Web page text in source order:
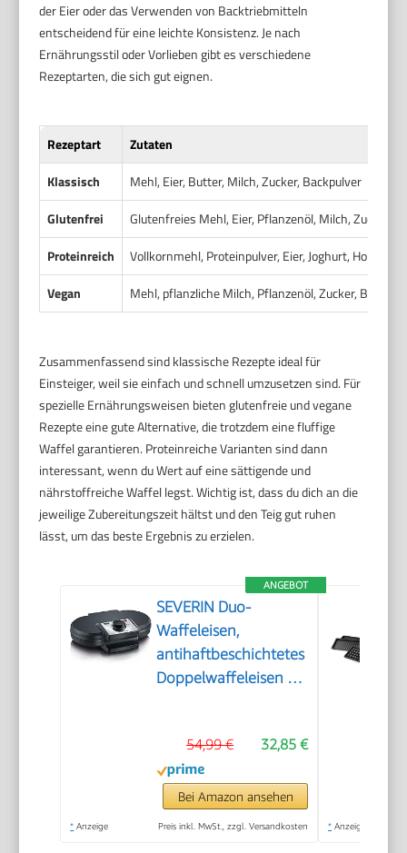
der Eier oder das Verwenden von Backtriebmitteln
entscheidend für eine leichte Konsistenz. Je nach
Ernährungsstil oder Vorlieben gibt es verschiedene
Rezeptarten, die sich gut eignen.
Rezeptart
Zutaten
Klassisch
Mehl, Eier, Butter, Milch, Zucker, Backpulver
Glutenfrei
Glutenfreies Mehl, Eier, Pflanzenöl, Milch, Zucker,
Proteinreich
Vollkornmehl, Proteinpulver, Eier, Joghurt, Honig,
Vegan
Mehl, pflanzliche Milch, Pflanzenöl, Zucker,
Zusammenfassend sind klassische Rezepte ideal für
Einsteiger, weil sie einfach und schnell umzusetzen sind. Für
spezielle Ernährungsweisen bieten glutenfreie und vegane
Rezepte eine gute Alternative, die trotzdem eine fluffige
Waffel garantieren. Proteinreiche Varianten sind dann
interessant, wenn du Wert auf eine sättigende und
nährstoffreiche Waffel legst. Wichtig ist, dass du dich an die
jeweilige Zubereitungszeit hältst und den Teig gut ruhen
lässt, um das beste Ergebnis zu erzielen.
ANGEBOT
SEVERIN Duo-
Waffeleisen,
antihaftbeschichtetes
Doppelwaffeleisen für
Herzwaffeleisen im
Slim-Design, ca. 1.200
W Leistung, schwarz,
WA 2106
32,85 €
54,99 €
Bei Amazon ansehen
* Anzeige Preis inkl. MwSt., zzgl. Versandkosten * Anzeige